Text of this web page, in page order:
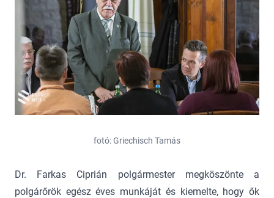
fotó: Griechisch Tamás
Dr. Farkas Ciprián polgármester megköszönte a
polgárőrök egész éves munkáját és kiemelte, hogy ők